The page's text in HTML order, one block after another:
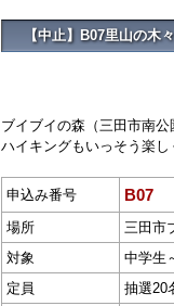
【中止】B07里山の木
ブイブイの森（三田市南
ハイキングもいっそう楽
申込み番号 B07
場所
三田市
対象
中学生
定員
抽選20